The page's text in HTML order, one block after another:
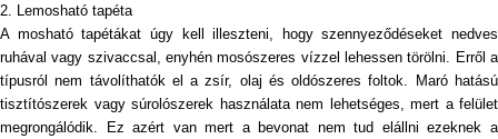
2. Lemosható tapéta
A mosható tapétákat úgy kell illeszteni, hogy szennyeződéseket nedves
ruhával vagy szivaccsal, enyhén mosószeres vízzel lehessen törölni. Erről a
típusról nem távolíthatók el a zsír, olaj és oldószeres foltok. Maró hatású
tisztítószerek vagy súrolószerek használata nem lehetséges, mert a felület
megrongálódik. Ez azért van mert a bevonat nem tud elállni ezeknek a